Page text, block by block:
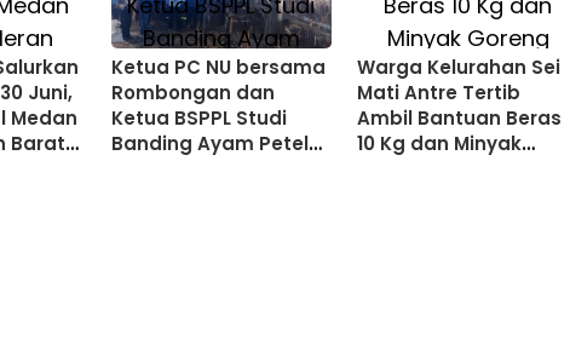
Juni,
Medan
Barat
Ketua PC NU bersama
Rombongan dan
Ketua BSPPL Studi
Banding Ayam Petelur
Warga Kelurahan Sei
Mati Antre Tertib
Ambil Bantuan Beras
10 Kg dan Minyak